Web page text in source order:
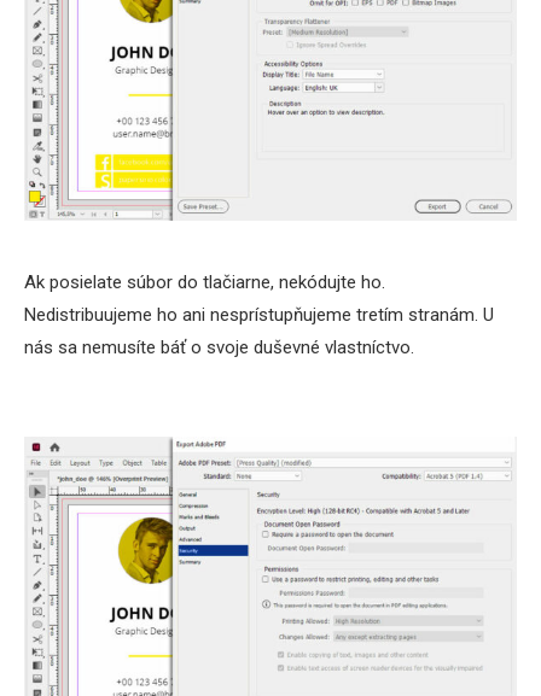
Ak posielate súbor do tlačiarne, nekódujte ho.
Nedistribuujeme ho ani nesprístupňujeme tretím stranám. U
nás sa nemusíte báť o svoje duševné vlastníctvo.